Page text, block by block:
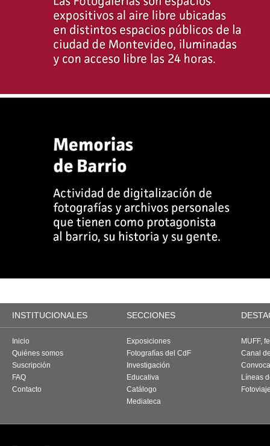
INSTITUCIONALES SECCIONES
Inicio
Quiénes somos
Suscripción
FAQ
Contacto
Exposiciones
Fotografías del CdF
Investigación
Educativa
Catálogo
Mediateca
MUFF,
Canal
Líneas